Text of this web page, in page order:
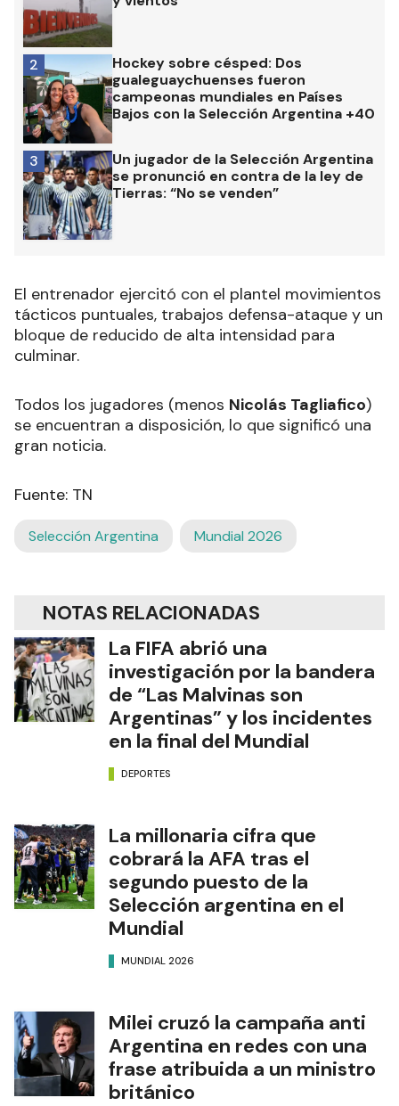
Hockey sobre césped: Dos
gualeguaychuenses fueron
campeonas mundiales en Países
Bajos con la Selección Argentina +40
2
Un jugador de la Selección Argentina
se pronunció en contra de la ley de
Tierras: “No se venden”
3
El entrenador ejercitó con el plantel movimientos
tácticos puntuales, trabajos defensa-ataque y un
bloque de reducido de alta intensidad para
culminar.
Todos los jugadores (menos Nicolás Tagliafico)
se encuentran a disposición, lo que significó una
gran noticia.
Fuente: TN
Selección Argentina Mundial 2026
NOTAS RELACIONADAS
La FIFA abrió una
investigación por la bandera
de “Las Malvinas son
Argentinas” y los incidentes
en la final del Mundial
DEPORTES
La millonaria cifra que
cobrará la AFA tras el
segundo puesto de la
Selección argentina en el
Mundial
MUNDIAL 2026
Milei cruzó la campaña anti
Argentina en redes con una
frase atribuida a un ministro
británico